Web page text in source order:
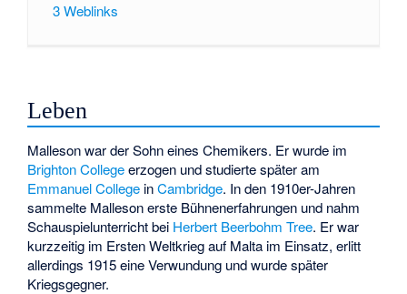
3Weblinks
Leben
Malleson war der Sohn eines Chemikers. Er wurde im
Brighton Collegeerzogen und studierte später am
Emmanuel College inCambridge. In den 1910er-Jahren
sammelte Malleson erste Bühnenerfahrungen und nahm
Schauspielunterricht bei Herbert Beerbohm Tree. Er war
kurzzeitig im Ersten Weltkrieg auf Malta im Einsatz, erlitt
allerdings 1915 eine Verwundung und wurde später
Kriegsgegner.